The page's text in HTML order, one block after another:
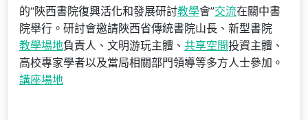
的“陜西書院復興活化和發展研討教學會”交流在關中書
院舉行。研討會邀請陜西省傳統書院山長、新型書院
教學場地負責人、文明游玩主體、 共享空間投資主體、
高校專家學者以及當局相關部門領導等多方人士參加。
講座場地